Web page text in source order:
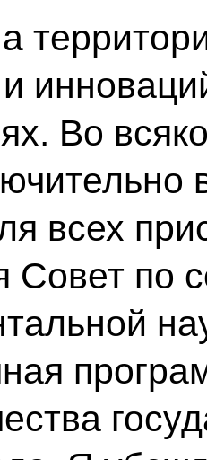
и
Во
всех
Совет по